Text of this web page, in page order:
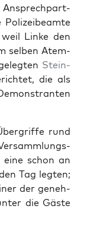
Ansprech­part­
Poli­zei­be­am­te
Lin­ke den
sel­ben Atem­
Stein­
die als
rund
schon an
Tag leg­ten;
der geneh­
die Gäs­te